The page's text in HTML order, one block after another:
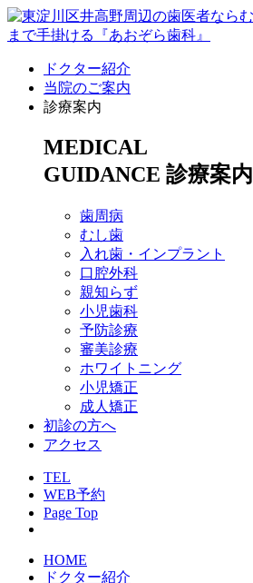
ドクター紹介
当院のご案内
診療案内
MEDICAL
GUIDANCE 診療案内
歯周病
むし歯
入れ歯・インプラント
口腔外科
親知らず
小児歯科
予防診療
審美診療
ホワイトニング
小児矯正
成人矯正
初診の方へ
アクセス
TEL
WEB予約
Page Top
HOME
ドクター紹介